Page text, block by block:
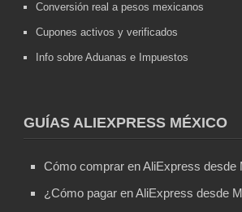
Conversión real a pesos mexicanos
Cupones activos y verificados
Info sobre Aduanas e Impuestos
GUÍAS ALIEXPRESS MÉXICO
Cómo comprar en AliExpress desde
¿Cómo pagar en AliExpress desde